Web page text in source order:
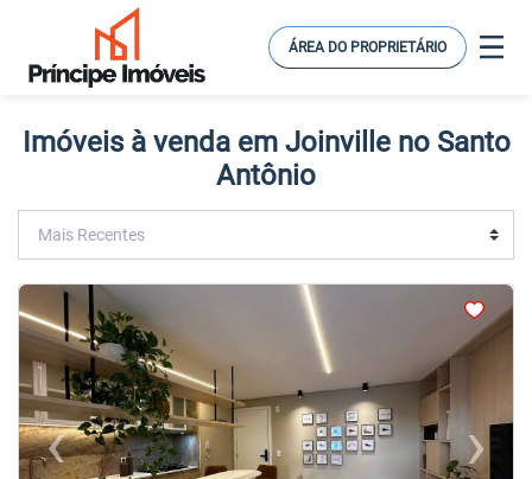
ÁREA DO PROPRIETÁRIO
Imóveis à venda em Joinville no Santo
Antônio
< <
‹Previous ›Next